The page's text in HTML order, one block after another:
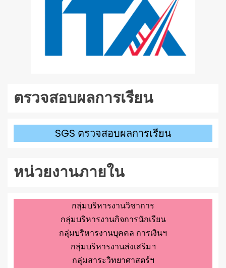
ตรวจสอบผลการเรียน
SGS ตรวจสอบผลการเรียน
หน่วยงานภายใน
กลุ่มบริหารงานวิชาการ
กลุ่มบริหารงานกิจการนักเรียน
กลุ่มบริหารงานบุคคล การเงินฯ
กลุ่มบริหารงานส่งเสริมฯ
กลุ่มสาระวิทยาศาสตร์ฯ